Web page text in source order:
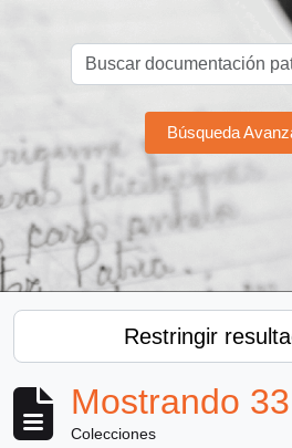
Búsqueda
Restringir
Mostrando
Colecciones